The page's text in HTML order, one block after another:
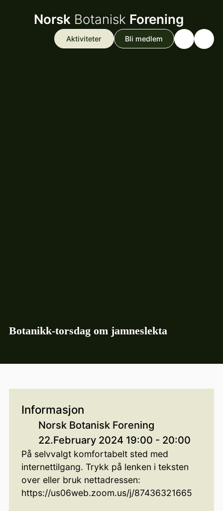
Norsk Botanisk Forening
Aktiviteter Bli medlem Search
Botanikk-torsdag om jamneslekta
Informasjon
Norsk Botanisk Forening
22.February 2024 19:00 - 20:00
På selvvalgt komfortabelt sted med
internettilgang. Trykk på lenken i teksten
over eller bruk nettadressen:
https://us06web.zoom.us/j/87436321665